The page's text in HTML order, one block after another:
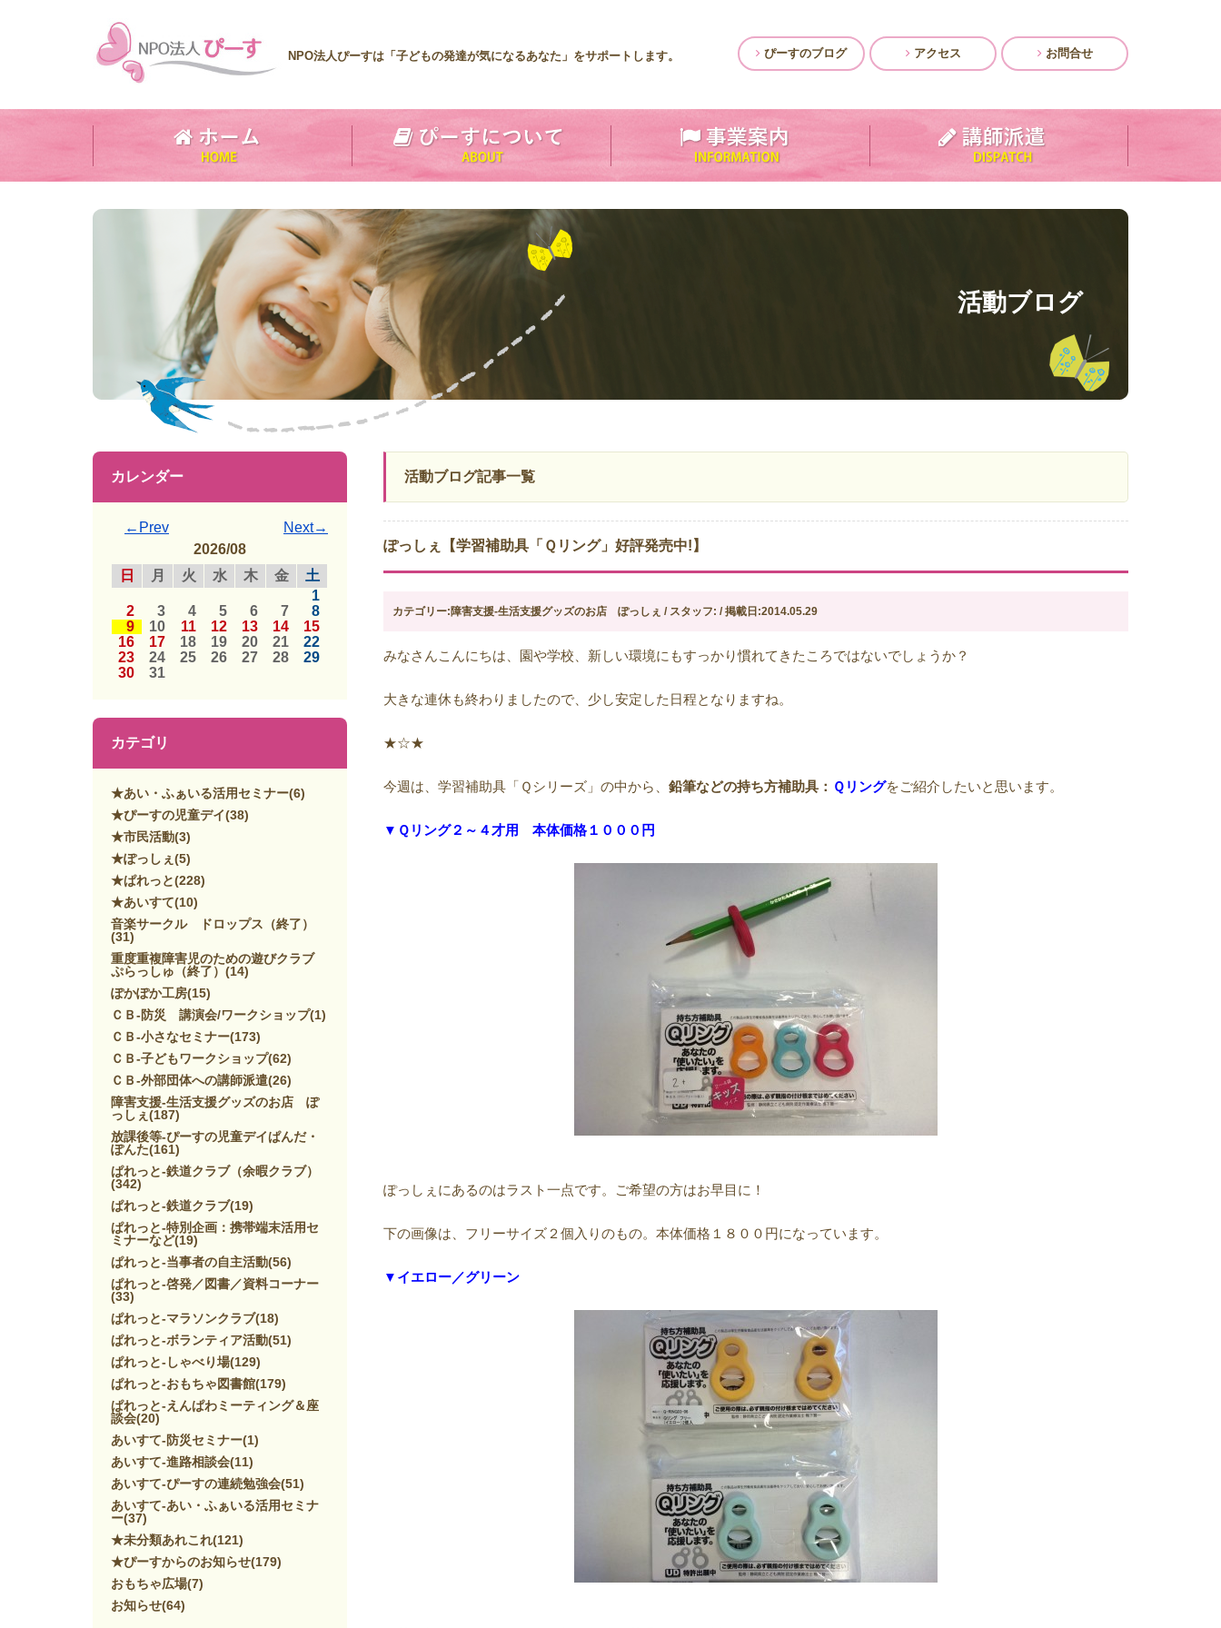
NPO法人ぴーすは「子どもの発達が気になるあなた」をサポートします。 ぴーすのブログ アクセス お問合せ
活動ブログ
活動ブログ記事一覧
ぽっしぇ【学習補助具「Ｑリング」好評発売中!】
カテゴリー:障害支援-生活支援グッズのお店 ぽっしぇ / スタッフ: / 掲載日:2014.05.29
みなさんこんにちは、園や学校、新しい環境にもすっかり慣れてきたころではないでしょうか？
大きな連休も終わりましたので、少し安定した日程となりますね。
★☆★
今週は、学習補助具「Ｑシリーズ」の中から、 鉛筆などの持ち方補助具： Ｑリングをご紹介したいと思います。
▼Ｑリング２～４才用 本体価格１０００円
ぽっしぇにあるのはラスト一点です。ご希望の方はお早目に！
下の画像は、フリーサイズ２個入りのもの。本体価格１８００円になっています。
▼イエロー／グリーン
カレンダー
←Prev
Next→
2026/08
日
月 火 水 木 金
土
1
2
3 4 5 6 7
8
9
10 11 12 13 14
15
16
17 18 19 20 21
22
23
24 25 26 27 28
29
30
31
カテゴリ
★あい・ふぁいる活用セミナー(6)
★ぴーすの児童デイ(38)
★市民活動(3)
★ぽっしぇ (5)
★ぱれっと(228)
★あいすて(10)
音楽サークル ドロップス（終了）
(31)
重度重複障害児のための遊びクラブ
ぷらっしゅ（終了） (14)
ぽかぽか工房(15)
ＣＢ-防災 講演会/ワークショップ(1)
ＣＢ-小さなセミナー(173)
ＣＢ-子どもワークショップ(62)
ＣＢ-外部団体への講師派遣(26)
障害支援-生活支援グッズのお店 ぽ
っしぇ (187)
放課後等-ぴーすの児童デイぱんだ・
ぽんた(161)
ぱれっと-鉄道クラブ（余暇クラブ）
(342)
ぱれっと-鉄道クラブ(19)
ぱれっと-特別企画：携帯端末活用セ
ミナーなど(19)
ぱれっと-当事者の自主活動(56)
ぱれっと-啓発／図書／資料コーナー
(33)
ぱれっと-マラソンクラブ(18)
ぱれっと-ボランティア活動(51)
ぱれっと-しゃべり場(129)
ぱれっと-おもちゃ図書館(179)
ぱれっと-えんぱわミーティング＆座
談会(20)
あいすて-防災セミナー(1)
あいすて-進路相談会(11)
あいすて-ぴーすの連続勉強会(51)
あいすて-あい・ふぁいる活用セミナ
ー(37)
★未分類あれこれ(121)
★ぴーすからのお知らせ(179)
おもちゃ広場(7)
お知らせ(64)